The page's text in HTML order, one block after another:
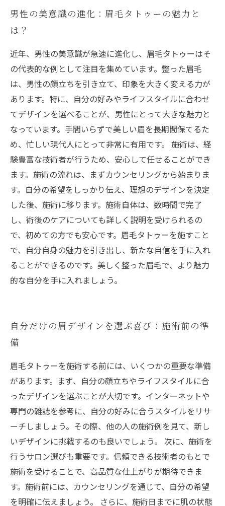
維持が簡単！お手入れ方法と長持ちの秘訣
来を楽しもう
男性の美意識の進化：眉毛タトゥーの魅力と
は？
近年、男性の美意識が急速に進化し、眉毛タトゥーはそ
の代表的な例として注目を集めています。整った眉毛
は、男性の顔立ちを引き立て、印象を大きく変える力が
あります。特に、自分の好みやライフスタイルに合わせ
てデザインを選べることが、男性にとって大きな魅力と
なっています。手間いらずで美しい眉を長期間保てるた
め、忙しい現代人にとって非常に有用です。 施術は、経
験豊富な技術者が行うため、安心して任せることができ
ます。施術の流れは、まずカウンセリングから始まりま
す。自分の希望をしっかり伝え、理想のデザインを決定
した後、施術に移ります。施術自体は、数時間で完了
し、術後のケアについても詳しく説明を受けられるの
で、初めての方でも安心です。眉毛タトゥーを施すこと
で、自分自身の魅力を引き出し、新たな自信を手に入れ
ることができるのです。美しく整った眉毛で、より魅力
的な自分を手に入れましょう。
自分だけの眉デザインを選ぶ喜び：施術前の準
備
眉毛タトゥーを施術する前には、いくつかの重要な準備
があります。まず、自分の顔立ちやライフスタイルに合
ったデザインを選ぶことが大切です。インターネットや
専門の雑誌を参考に、自分の好みに合うスタイルをリサ
ーチしましょう。その際、他の人の施術例を見て、新し
いデザインに挑戦するのも良いでしょう。 次に、施術を
行うサロン選びも重要です。信頼できる技術者のもとで
施術を受けることで、高品質な仕上がりが期待できま
す。施術前には、カウンセリングを通じて、自分の希望
を明確に伝えましょう。 さらに、施術日までに肌の状態